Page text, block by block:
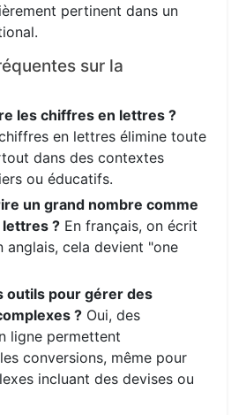
pertinent dans un
sur la
les chiffres en lettres ?
en lettres élimine toute
dans des contextes
ou éducatifs.
un grand nombre comme
? En français, on écrit
anglais, cela devient "one
outils pour gérer des
? Oui, des
ligne permettent
conversions, même pour
incluant des devises ou